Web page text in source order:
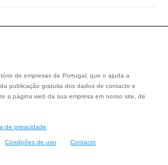
de empresas de Portugal, que o ajuda a
publicação gratuita dos dados de contacto e
a página web da sua empresa em nosso site, de
de privacidade
Condições de uso Contacto